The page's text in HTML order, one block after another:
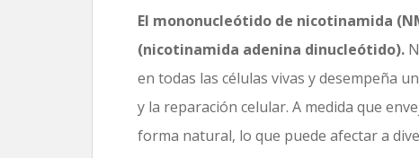
El mononucleótido de nicotinamida
(nicotinamida adenina dinucleótido).
en todas las células vivas y desempeña
y la reparación celular. A medida que
forma natural, lo que puede afectar a